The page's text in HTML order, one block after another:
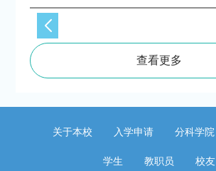
查看更多
关于本校 入学申请 分科学院
学生 教职员 校友